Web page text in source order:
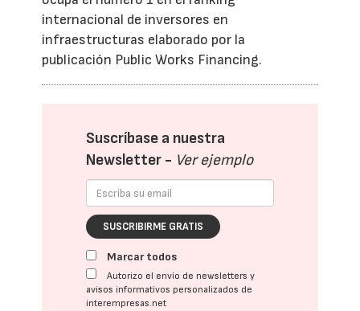
internacional de inversores en
infraestructuras elaborado por la
publicación Public Works Financing.
Suscríbase a nuestra
Newsletter - Ver ejemplo
SUSCRIBIRME GRATIS
Marcar todos
Autorizo el envío de newsletters y
avisos informativos personalizados de
interempresas.net